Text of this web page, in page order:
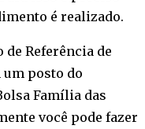
é realizado.
de Referência de
um posto do
Família das
você pode fazer